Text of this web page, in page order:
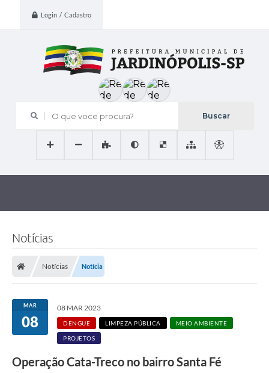
Login / Cadastro
O que voce procura?
Notícias
Notícias Notícia
MAR
08
08 MAR 2023
DENGUE LIMPEZA PÚBLICA MEIO AMBIENTE
PROJETOS
Operação Cata-Treco no bairro Santa Fé